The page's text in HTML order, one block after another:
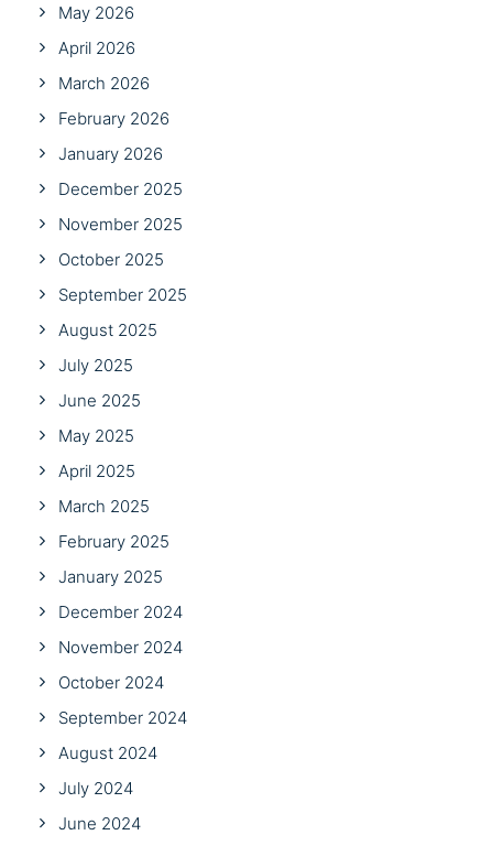
May 2026
April 2026
March 2026
February 2026
January 2026
December 2025
November 2025
October 2025
September 2025
August 2025
July 2025
June 2025
May 2025
April 2025
March 2025
February 2025
January 2025
December 2024
November 2024
October 2024
September 2024
August 2024
July 2024
June 2024